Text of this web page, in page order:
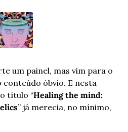
conteúdo óbvio. E nesta
título “Healing the mind:
” já merecia, no mínimo,